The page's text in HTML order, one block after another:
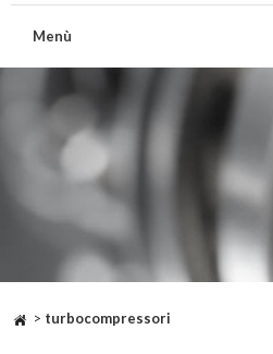
Menù
> turbocompressori